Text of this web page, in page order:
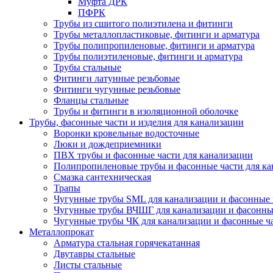
ПФРК
Трубы из сшитого полиэтилена и фитинги
Трубы металлопластиковые, фитинги и арматура
Трубы полипропиленовые, фитинги и арматура
Трубы полиэтиленовые, фитинги и арматура
Трубы стальные
Фитинги латунные резьбовые
Фитинги чугунные резьбовые
Фланцы стальные
Трубы и фитинги в изоляционной оболочке
Трубы, фасонные части и изделия для канализации
Воронки кровельные водосточные
Люки и дождеприемники
ПВХ трубы и фасонные части для канализации
Полипропиленовые трубы и фасонные части для
Смазка сантехническая
Трапы
Чугунные трубы SML для канализации и фасонные
Чугунные трубы ВЧШГ для канализации и
Чугунные трубы ЧК для канализации и фасонные
Металлопрокат
Арматура стальная горячекатанная
Двутавры стальные
Листы стальные